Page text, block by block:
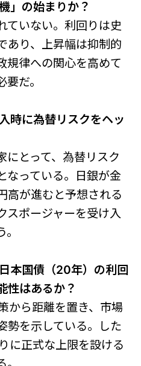
」の始まりか？
ていない。利回りは史
あり、上昇幅は抑制的
規律への関心を高めて
だ。
時に為替リスクをヘッ
にとって、為替リスク
なっている。日銀が金
高が進むと予想される
スポージャーを受け入
本国債（20年）の利回
性はあるか？
から距離を置き、市場
勢を示している。した
に正式な上限を設ける